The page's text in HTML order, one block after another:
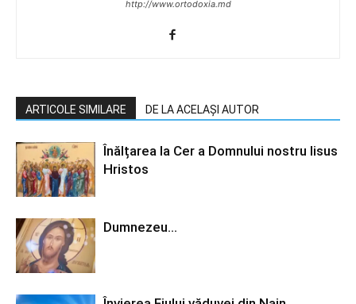
http://www.ortodoxia.md
ARTICOLE SIMILARE DE LA ACELAȘI AUTOR
Înălțarea la Cer a Domnului nostru Iisus
Hristos
Dumnezeu…